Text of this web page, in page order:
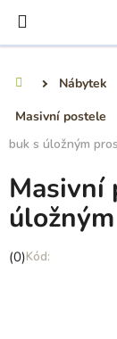
obsah
Nábytek
Masivní postele
buk s úložným
Masivní
Průměrné
(0)